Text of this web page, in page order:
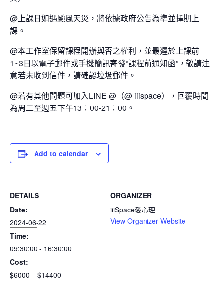
@上課日如遇颱風天災，將依據政府公告為準並擇期上
課。
@本工作室保留課程開辦與否之權利，並最遲於上課前
1~3日以電子郵件或手機簡訊寄發“課程前通知函”，敬請注
意若未收到信件，請確認垃圾郵件。
@若有其他問題可加入LINE @（@ iiispace），回覆時間
為周二至週五下午13：00-21：00。
Add to calendar
DETAILS
Date:
2024-06-22
Time:
09:30:00 - 16:30:00
Cost:
$6000 – $14400
ORGANIZER
iiiSpace愛心理
View Organizer Website